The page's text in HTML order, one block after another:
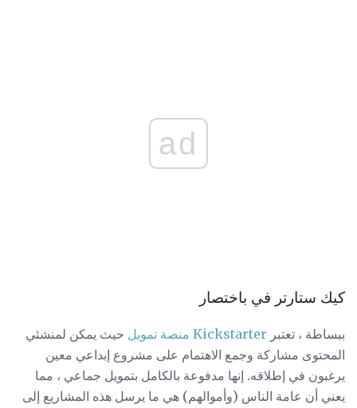
ad
كيك ستارتر في باختصار
ببساطة ، تعتبر Kickstarter منصة تمويل حيث يمكن لمنشئي
المحتوى مشاركة وجمع الاهتمام على مشروع إبداعي معين
يرغبون في إطلاقه. إنها مدفوعة بالكامل بتمويل جماعي ، مما
يعني أن عامة الناس (وأموالهم) هي ما يرسل هذه المشاريع إلى